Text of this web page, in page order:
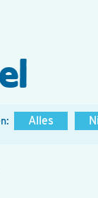
Alles